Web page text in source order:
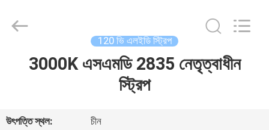
Technology
120 ভি এলইডি স্ট্রিপ
3000K এসএমডি 2835 নেতৃত্বাধীন
স্ট্রিপ
উৎপত্তি স্থল:
চীন